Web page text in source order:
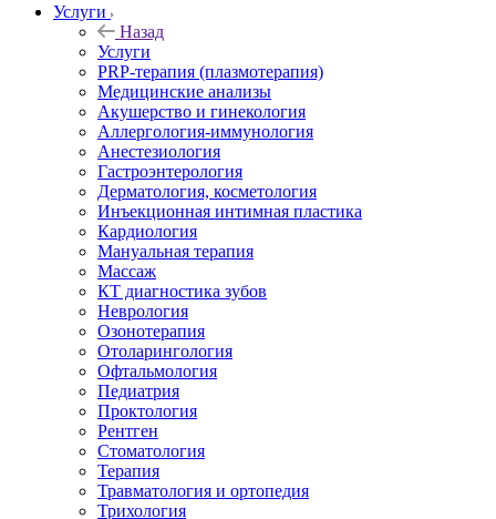
Услуги
Назад
Услуги
PRP-терапия (плазмотерапия)
Медицинские анализы
Акушерство и гинекология
Аллергология-иммунология
Анестезиология
Гастроэнтерология
Дерматология, косметология
Инъекционная интимная пластика
Кардиология
Мануальная терапия
Массаж
КТ диагностика зубов
Неврология
Озонотерапия
Отоларингология
Офтальмология
Педиатрия
Проктология
Рентген
Стоматология
Терапия
Травматология и ортопедия
Трихология